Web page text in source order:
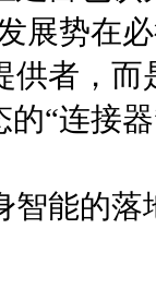
展势在
供者，而
的“连接
智能的落